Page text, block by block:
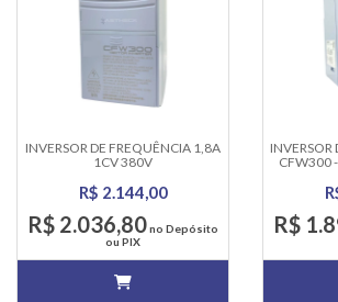
INVERSOR DE FREQUÊNCIA 1,8A
1CV 380V
R$ 2.144,00
R$ 2.036,80no Depósito
ou PIX
INVERSOR
CFW300
R$